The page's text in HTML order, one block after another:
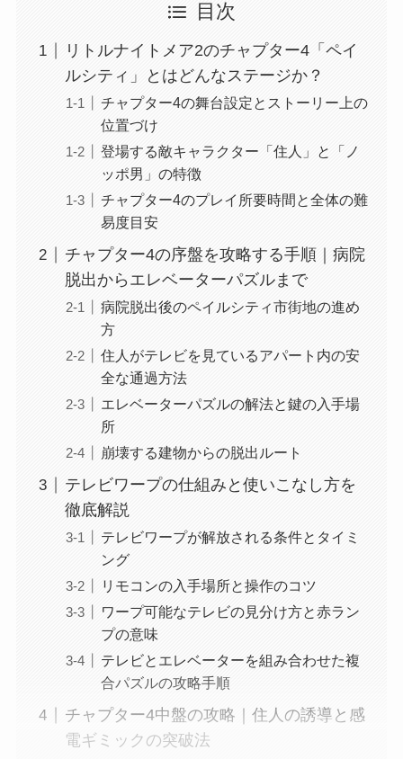
目次
リトルナイトメア2のチャプター4「ペイ
ルシティ」とはどんなステージか？
チャプター4の舞台設定とストーリー上の
位置づけ
登場する敵キャラクター「住人」と「ノ
ッポ男」の特徴
チャプター4のプレイ所要時間と全体の難
易度目安
チャプター4の序盤を攻略する手順｜病院
脱出からエレベーターパズルまで
病院脱出後のペイルシティ市街地の進め
方
住人がテレビを見ているアパート内の安
全な通過方法
エレベーターパズルの解法と鍵の入手場
所
崩壊する建物からの脱出ルート
テレビワープの仕組みと使いこなし方を
徹底解説
テレビワープが解放される条件とタイミ
ング
リモコンの入手場所と操作のコツ
ワープ可能なテレビの見分け方と赤ラン
プの意味
テレビとエレベーターを組み合わせた複
合パズルの攻略手順
チャプター4中盤の攻略｜住人の誘導と感
電ギミックの突破法